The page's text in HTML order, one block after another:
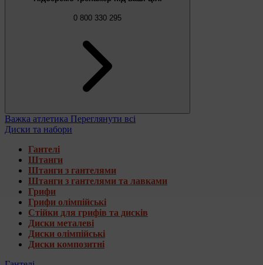
0 800 330 295
Важка атлетика Переглянути всі
Диски та набори
Гантелі
Штанги
Штанги з гантелями
Штанги з гантелями та лавками
Грифи
Грифи олімпійські
Стійки для грифів та дисків
Диски металеві
Диски олімпійські
Диски композитні